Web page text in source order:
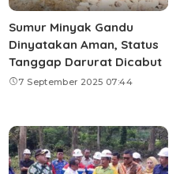
Sumur Minyak Gandu
Dinyatakan Aman, Status
Tanggap Darurat Dicabut
7 September 2025 07:44